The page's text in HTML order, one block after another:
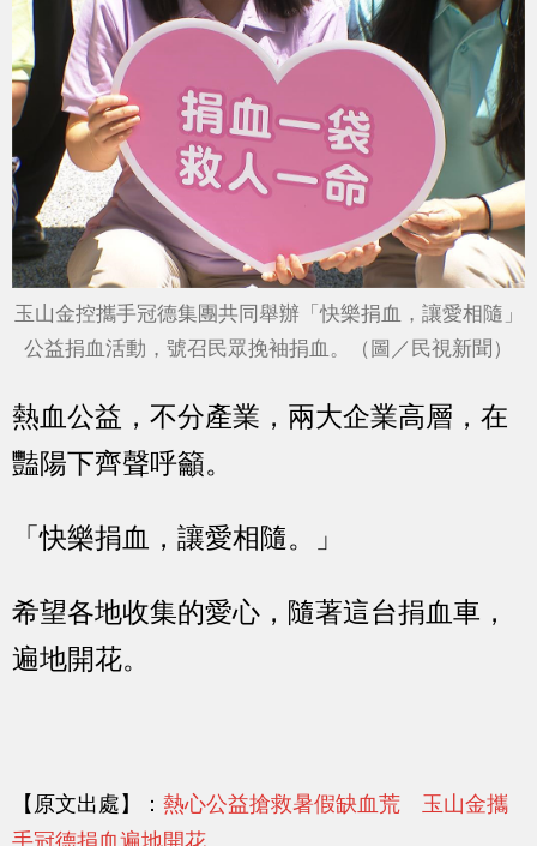
玉山金控攜手冠德集團共同舉辦「快樂捐血，讓愛相隨」
公益捐血活動，號召民眾挽袖捐血。（圖／民視新聞）
熱血公益，不分產業，兩大企業高層，在
豔陽下齊聲呼籲。
「快樂捐血，讓愛相隨。」
希望各地收集的愛心，隨著這台捐血車，
遍地開花。
【原文出處】： 熱心公益搶救暑假缺血荒 玉山金攜
手冠德捐血遍地開花